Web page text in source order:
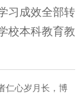
习成效全部转
校本科教育教
仁心岁月长，博